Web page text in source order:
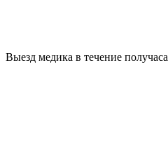
Выезд медика в течение получаса